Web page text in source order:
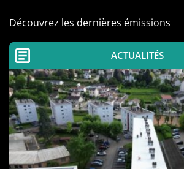
Découvrez les dernières émissions
ACTUALITÉS